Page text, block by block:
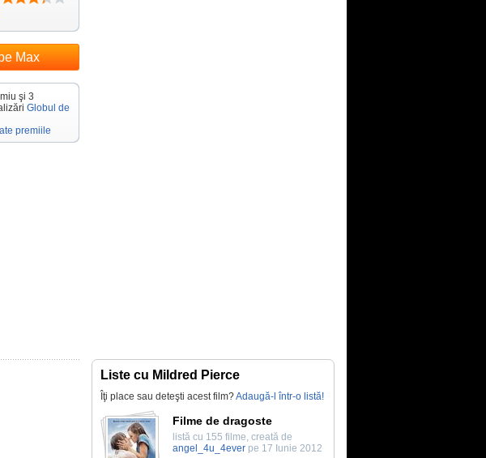
Max
şi 3
Globul de
premiile
Liste cu Mildred Pierce
Îţi place sau deteşti acest film?Adaugă-l într-o listă!
Filme de dragoste
listă cu 155 filme, creată de
angel_4u_4ever pe 17 Iunie 2012